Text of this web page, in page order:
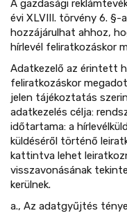
A gazdasági
évi XLVIII. törvény 6.
hozzájárulhat ahhoz,
hírlevél feliratkozáskor
Adatkezelő az érintett
feliratkozáskor
jelen tájékoztatás
adatkezelés célja:
időtartama: a
küldéséről történő
kattintva lehet
visszavonásának
kerülnek.
a., Az adatgyűjtés